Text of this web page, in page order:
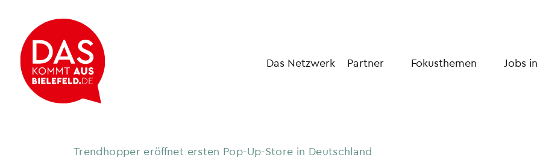
Das Netzwerk Partner Fokusthemen Jobs
Trendhopper eröffnet ersten Pop-Up-Store in Deutschland